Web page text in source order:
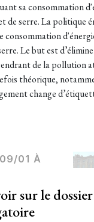
sa consommation
de serre. La politique
consommation
Le but est
de la pollution
théorique,
change
09/01 À
sur le